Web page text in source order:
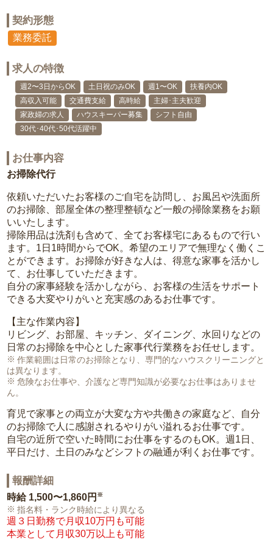
契約形態
業務委託
求人の特徴
週2〜3日からOK 土日祝のみOK 週1〜OK
扶養内OK
高収入可能
交通費支給 高時給
主婦･主夫歓迎
家政婦の求人
ハウスキーパー募集
シフト自由
30代･40代･50代活躍中
お仕事内容
お掃除代行
依頼いただいたお客様のご自宅を訪問し、お風呂や洗面所
のお掃除、部屋全体の整理整頓など一般の掃除業務をお願
いいたします。
掃除用品は洗剤も含めて、全てお客様宅にあるもので行い
ます。1日1時間からでOK。希望のエリアで無理なく働くこ
とができます。お掃除が好きな人は、得意な家事を活かし
て、お仕事していただきます。
自分の家事経験を活かしながら、お客様の生活をサポート
できる大変やりがいと充実感のあるお仕事です。
【主な作業内容】
リビング、お部屋、キッチン、ダイニング、水回りなどの
日常のお掃除を中心とした家事代行業務をお任せします。
作業範囲は日常のお掃除となり、専門的なハウスクリーニングと
は異なります。
危険なお仕事や、介護など専門知識が必要なお仕事はありませ
ん。
育児で家事との両立が大変な方や共働きの家庭など、自分
のお掃除で人に感謝されるやりがい溢れるお仕事です。
自宅の近所で空いた時間にお仕事をするのもOK。週1日、
平日だけ、土日のみなどシフトの融通が利くお仕事です。
報酬詳細
時給 1,500〜1,860円 ※
指名料・ランク時給により異なる
週３日勤務で月収10万円も可能
本業として月収30万以上も可能